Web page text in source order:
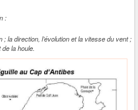
:
la direction, l’évolution et la vitesse du vent ;
la houle.